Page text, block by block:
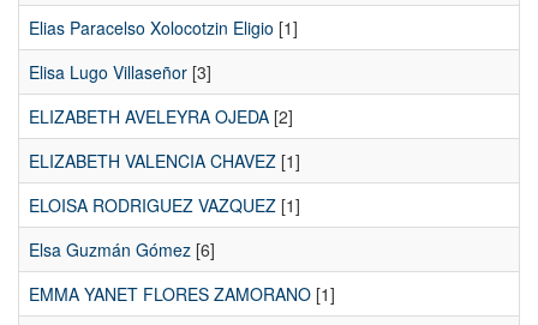
Elias Paracelso Xolocotzin Eligio [1]
Elisa Lugo Villaseñor [3]
ELIZABETH AVELEYRA OJEDA [2]
ELIZABETH VALENCIA CHAVEZ [1]
ELOISA RODRIGUEZ VAZQUEZ [1]
Elsa Guzmán Gómez [6]
EMMA YANET FLORES ZAMORANO [1]